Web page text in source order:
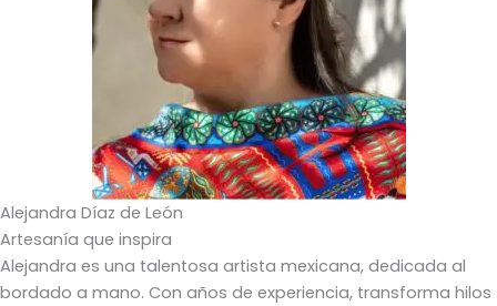
Alejandra Díaz de León
Artesanía que inspira
Alejandra es una talentosa artista mexicana, dedicada al
bordado a mano. Con años de experiencia, transforma hilos